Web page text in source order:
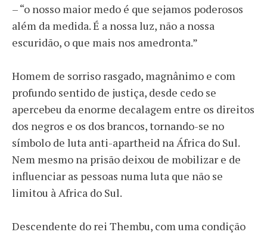
– “o nosso maior medo é que sejamos poderosos
além da medida. É a nossa luz, não a nossa
escuridão, o que mais nos amedronta.”
Homem de sorriso rasgado, magnânimo e com
profundo sentido de justiça, desde cedo se
apercebeu da enorme decalagem entre os direitos
dos negros e os dos brancos, tornando-se no
símbolo de luta anti-apartheid na África do Sul.
Nem mesmo na prisão deixou de mobilizar e de
influenciar as pessoas numa luta que não se
limitou à Africa do Sul.
Descendente do rei Thembu, com uma condição